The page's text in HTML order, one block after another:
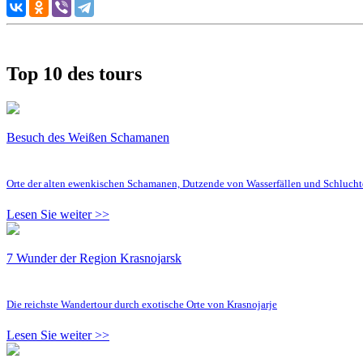
Top 10 des tours
Besuch des Weißen Schamanen
Orte der alten ewenkischen Schamanen, Dutzende von Wasserfällen und
Lesen Sie weiter >>
7 Wunder der Region Krasnojarsk
Die reichste Wandertour durch exotische Orte von Krasnojarje
Lesen Sie weiter >>